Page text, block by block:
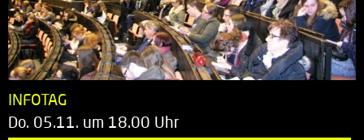
INFOTAG
Do. 05.11. um 18.00 Uhr